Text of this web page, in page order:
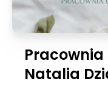
Pracownia
Natalia